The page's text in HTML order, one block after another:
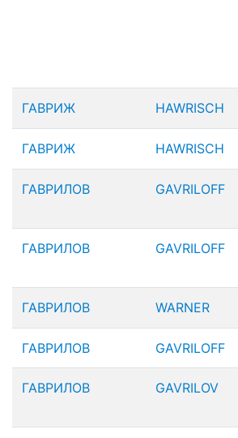
ГАВРИЖ HAWRISCH
ГАВРИЖ HAWRISCH
ГАВРИЛОВ GAVRILOFF
ГАВРИЛОВ GAVRILOFF
ГАВРИЛОВ WARNER
ГАВРИЛОВ GAVRILOFF
ГАВРИЛОВ GAVRILOV